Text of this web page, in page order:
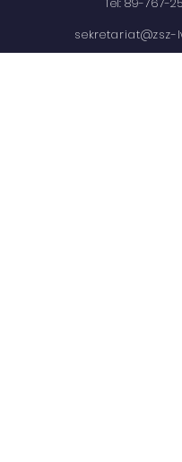
sekretariat@zsz-